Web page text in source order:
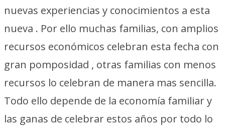
nuevas experiencias y conocimientos a esta
nueva . Por ello muchas familias, con amplios
recursos económicos celebran esta fecha con
gran pomposidad , otras familias con menos
recursos lo celebran de manera mas sencilla.
Todo ello depende de la economía familiar y
las ganas de celebrar estos años por todo lo